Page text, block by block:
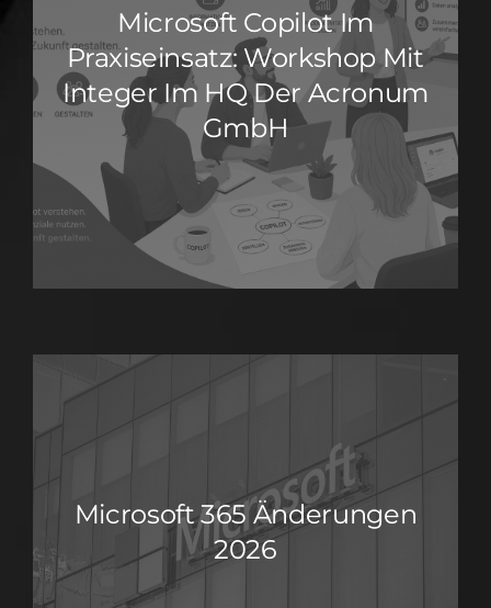
Microsoft Copilot Im
Praxiseinsatz: Workshop Mit
Integer Im HQ Der Acronum
GmbH
Microsoft 365 Änderungen
2026